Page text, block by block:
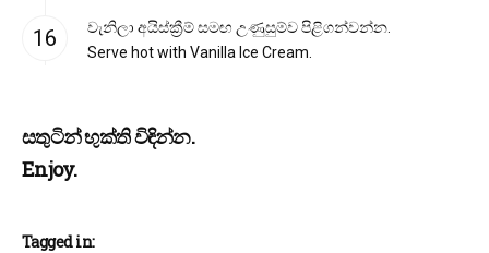
වැනිලා අයිස්ක්‍රීම් සමඟ උණුසුම්ව පිළිගන්වන්න.
Serve hot with Vanilla Ice Cream.
සතුටින් භුක්ති විඳින්න.
Enjoy.
Tagged in: